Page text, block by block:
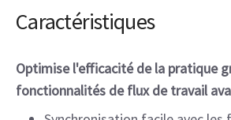
Caractéristiques
Optimise l'efficacité de la pratique
fonctionnalités de flux de travail